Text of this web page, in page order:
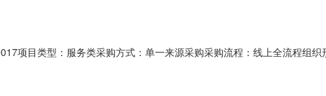
项目类型：服务类采购方式：单一来源采购采购流程：线上全流程组织
/其他服务报价方式：单价报价采购控制价：57680.0评审办法：其他